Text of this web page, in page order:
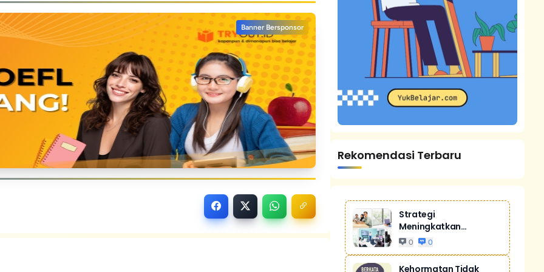
Banner Bersponsor
Rekomendasi Terbaru
Strategi
Meningkatkan
Penjualan Melalui
0 0
Kehormatan Tidak